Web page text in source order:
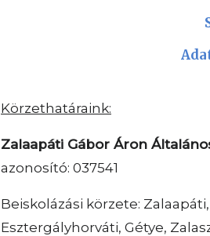
Körzethatáraink:
Zalaapáti Gábor Áron
azonosító: 037541
Beiskolázási körzete:
Esztergályhorváti, Gétye,